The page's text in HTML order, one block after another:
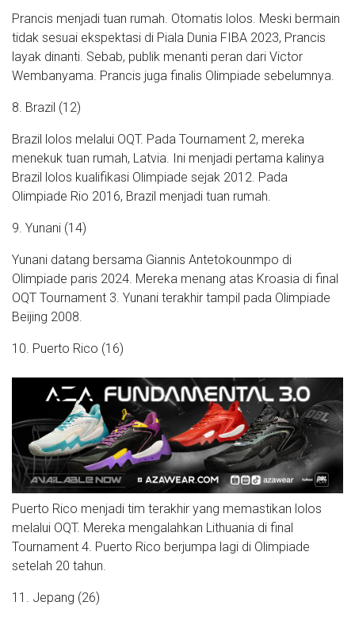
Prancis menjadi tuan rumah. Otomatis lolos. Meski bermain
tidak sesuai ekspektasi di Piala Dunia FIBA 2023, Prancis
layak dinanti. Sebab, publik menanti peran dari Victor
Wembanyama. Prancis juga finalis Olimpiade sebelumnya.
8. Brazil (12)
Brazil lolos melalui OQT. Pada Tournament 2, mereka
menekuk tuan rumah, Latvia. Ini menjadi pertama kalinya
Brazil lolos kualifikasi Olimpiade sejak 2012. Pada
Olimpiade Rio 2016, Brazil menjadi tuan rumah.
9. Yunani (14)
Yunani datang bersama Giannis Antetokounmpo di
Olimpiade paris 2024. Mereka menang atas Kroasia di final
OQT Tournament 3. Yunani terakhir tampil pada Olimpiade
Beijing 2008.
10. Puerto Rico (16)
Puerto Rico menjadi tim terakhir yang memastikan lolos
melalui OQT. Mereka mengalahkan Lithuania di final
Tournament 4. Puerto Rico berjumpa lagi di Olimpiade
setelah 20 tahun.
11. Jepang (26)